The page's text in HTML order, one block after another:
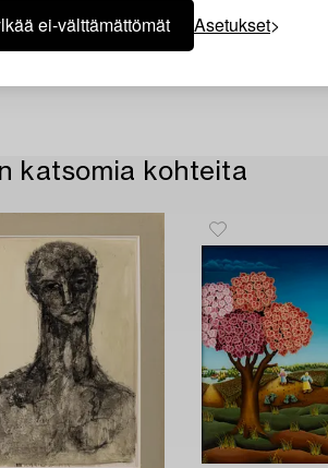
ei-välttämättömät Asetukset
katsomia kohteita